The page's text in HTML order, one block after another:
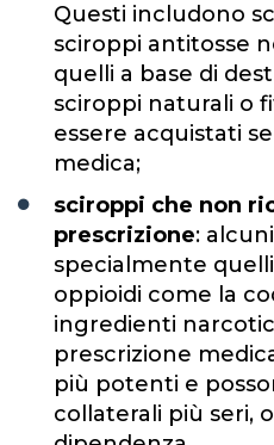
Questi includono
sciroppi antitosse
quelli a base di
sciroppi naturali o
essere acquistati
medica;
sciroppi che non
prescrizione:
specialmente
oppioidi come la
ingredienti
prescrizione
più potenti e
collaterali più seri,